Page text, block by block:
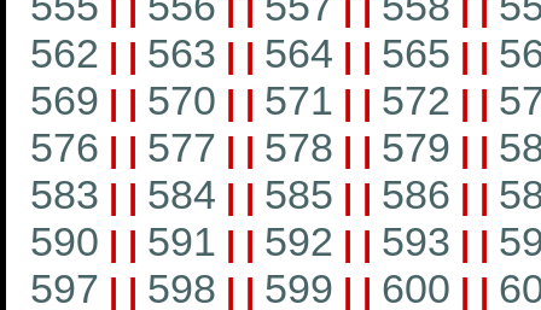
| | | | | | | |
562 | | 563 | | 564 | | 565 | |
569 | | 570 | | 571 | | 572 | |
576 | | 577 | | 578 | | 579 | |
583 | | 584 | | 585 | | 586 | |
590 | | 591 | | 592 | | 593 | |
597 | | 598 | | 599 | | 600 | |